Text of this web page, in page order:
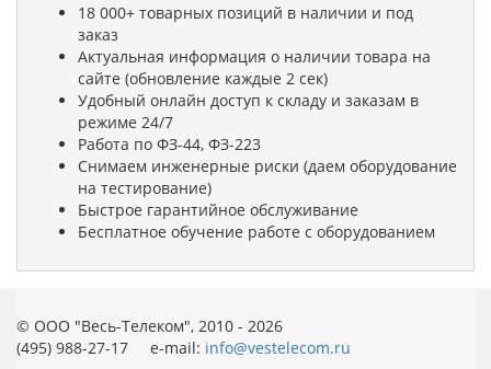
18 000+ товарных позиций в наличии и под
заказ
Актуальная информация о наличии товара на
сайте (обновление каждые 2 сек)
Удобный онлайн доступ к складу и заказам в
режиме 24/7
Работа по ФЗ-44, ФЗ-223
Снимаем инженерные риски (даем оборудование
на тестирование)
Быстрое гарантийное обслуживание
Бесплатное обучение работе с оборудованием
© ООО "Весь-Телеком", 2010 - 2026
(495) 988-27-17 e-mail: info@vestelecom.ru